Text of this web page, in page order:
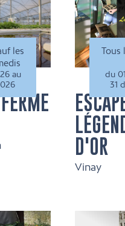
les
au
Tous
du
31
D'OR
Vinay